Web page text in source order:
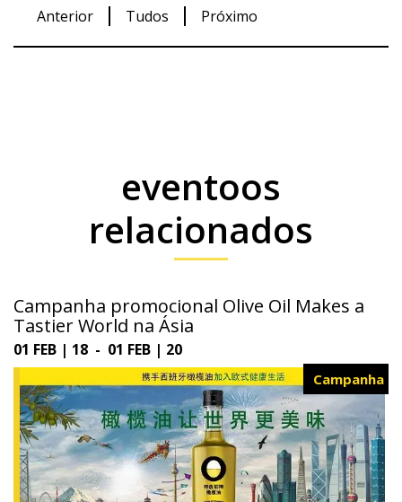
Anterior Tudos Próximo
eventoos
relacionados
Campanha promocional Olive Oil Makes a
Tastier World na Ásia
01 FEB | 18 - 01 FEB | 20
Campanha